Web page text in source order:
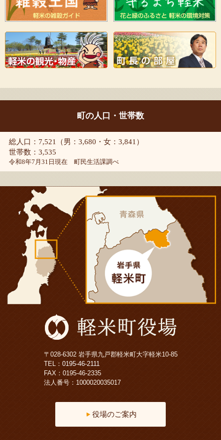
町の人口・世帯数
総人口：7,521（男：3,680・女：3,841）
世帯数：3,535
令和8年7月31日現在 町民生活課調べ
〒028-6302 岩手県九戸郡軽米町大字軽米10-85
TEL： 0195-46-2111
FAX：0195-46-2335
法人番号：1000020035017
役場のご案内